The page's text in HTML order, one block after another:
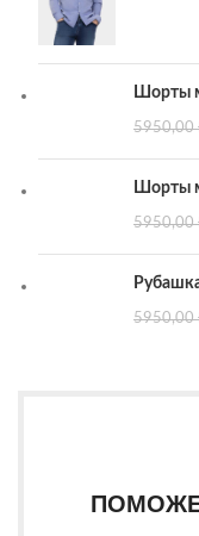
Шорты
5950,00
Шорты
5950,00
5950,00